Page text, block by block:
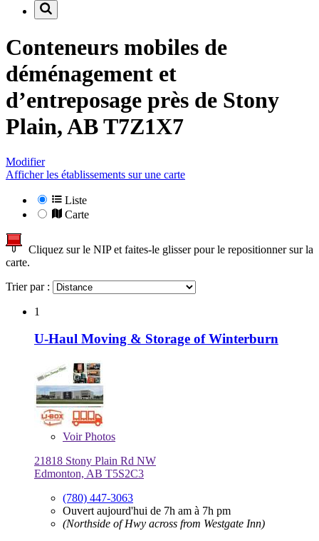
Conteneurs mobiles de
déménagement et
d’entreposage près de Stony
Plain, AB T7Z1X7
Modifier
Afficher les établissements sur une carte
Liste
Carte
Cliquez sur le NIP et faites-le glisser pour le repositionner sur la
carte.
Trier par :
1
U-Haul Moving & Storage of Winterburn
VoirPhotos
21818 Stony Plain Rd NW
Edmonton, AB T5S2C3
(780) 447-3063
Ouvert aujourd'hui de 7h am à 7h pm
(Northside of Hwy across from Westgate Inn)